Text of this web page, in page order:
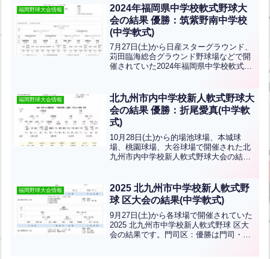
尾愛真中学校が出場します優勝は箱崎中
学校、準優...全文はクリック
福岡野球大会情報
2024年福岡県中学校軟式野球大
会の結果 優勝：筑紫野南中学校
(中学軟式)
7月27日(土)から日産スターグラウンド、
苅田臨海総合グラウンド野球場などで開
催されていた2024年福岡県中学校軟式野
峰・歴木中学校です。筑紫野南中学校、
古賀BBCは九...全文はクリック
福岡野球大会情報
北九州市内中学校新人軟式野球大
会の結果 優勝：折尾愛真(中学軟
式)
10月28日(土)から的場池球場、本城球
場、桃園球場、大谷球場で開催された北
九州市内中学校新人軟式野球大会の結果
です。おめでとうございます！上記の3チ
ームは県大会に出...全文はクリック
福岡野球大会情報
2025 北九州市中学校新人軟式野
球 区大会の結果(中学軟式)
9月27日(土)から各球場で開催されていた
2025 北九州市中学校新人軟式野球 区大
会の結果です。門司区：優勝は門司・早